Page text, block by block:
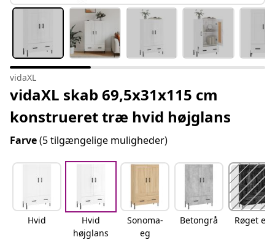
vidaXL
vidaXL skab 69,5x31x115 cm
konstrueret træ hvid højglans
Farve(5 tilgængelige muligheder)
Hvid
Hvid
højglans
Sonoma-
eg
Betongrå Røget eg